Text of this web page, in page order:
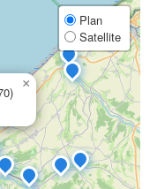
×
Plan
Satellite